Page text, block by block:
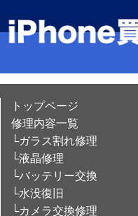
トップページ
修理内容一覧
└ガラス割れ修理
└液晶修理
└バッテリー交換
└水没復旧
└カメラ交換修理